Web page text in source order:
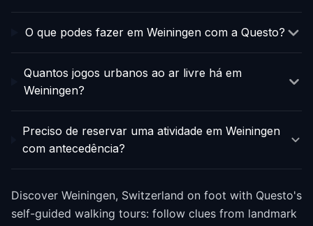
O que podes fazer em Weiningen com a Questo?
Quantos jogos urbanos ao ar livre há em
Weiningen?
Preciso de reservar uma atividade em Weiningen
com antecedência?
Discover Weiningen, Switzerland on foot with Questo's
self-guided walking tours: follow clues from landmark